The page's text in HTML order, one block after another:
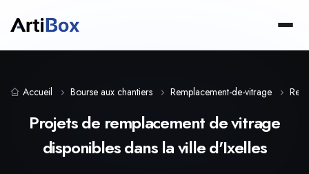
Accueil Bourse aux chantiers Remplacement-de-vitrage
Projets de remplacement de vitrage
disponibles dans la ville d'Ixelles